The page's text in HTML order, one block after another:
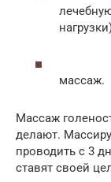
массаж.
Массаж
делают.
проводить с 3
ставят своей